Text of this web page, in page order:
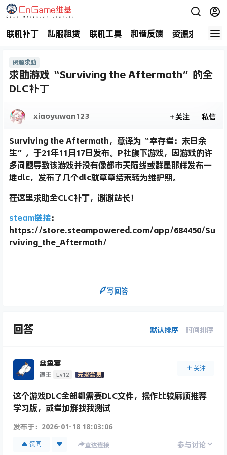
联机补丁 私服租赁 联机工具 和谐反馈 资源求助 商
资源求助
求助游戏“Surviving the Aftermath”的全
DLC补丁
xiaoyuwan123 关注 私信
Surviving the Aftermath，意译为“幸存者：末日余
生”，于21年11月17日发布。P社旗下游戏，因游戏的许
多问题导致该游戏并没有像都市天际线或群星那样发布一
堆dlc，发布了几个dlc就草草结束转为维护期。
在这里求助全CLC补丁，谢谢站长！
steam链接：
https://store.steampowered.com/app/684450/Su
rviving_the_Aftermath/
写回答
回答 默认排序 时间排序
盆鱼宴
道主 Lv12 元老会员
关注
这个游戏DLC全部都需要DLC文件，操作比较麻烦推荐
学习版，或者加群找我测试
发布于： 2026-01-18 18:03:06
赞同 直达连接 参与讨论